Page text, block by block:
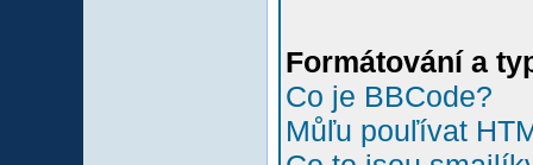
Formátování a
Co je BBCode?
Můľu pouľívat